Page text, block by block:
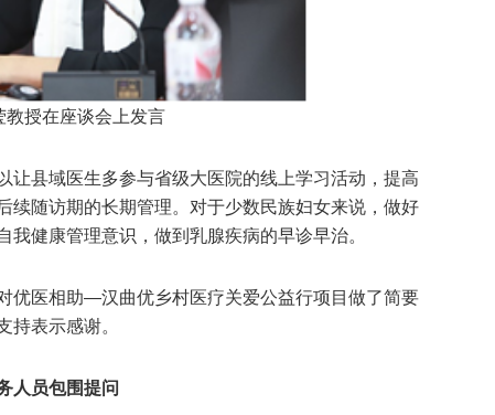
教授在座谈会上发言
让县域医生多参与省级大医院的线上学习活动，提高
续随访期的长期管理。对于少数民族妇女来说，做好
健康管理意识，做到乳腺疾病的早诊早治。
优医相助—汉曲优乡村医疗关爱公益行项目做了简要
持表示感谢。
人员包围提问